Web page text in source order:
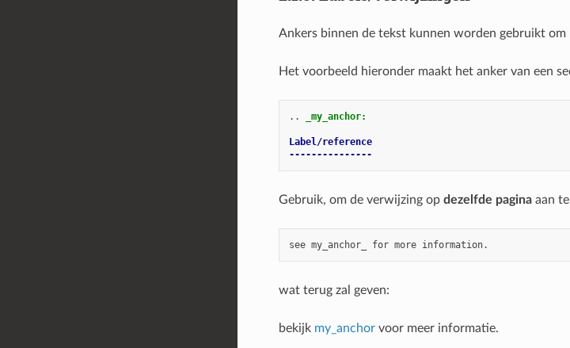
Ankers binnen de tekst kunnen worden gebruikt om
Het voorbeeld hieronder maakt het anker van een
.. _my_anchor:
Label/reference
---------------
Gebruik, om de verwijzing op dezelfde paginaaan te
wat terug zal geven:
bekijk my_anchorvoor meer informatie.